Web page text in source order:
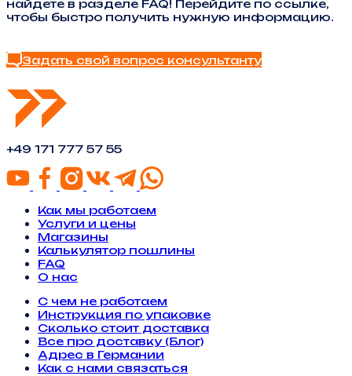
найдете в разделе FAQ! Перейдите по ссылке,
чтобы быстро получить нужную информацию.
Задать свой вопрос консультанту
+49 171 777 57 55
Как мы работаем
Услуги и цены
Магазины
Калькулятор пошлины
FAQ
О нас
С чем не работаем
Инструкция по упаковке
Сколько стоит доставка
Все про доставку (Блог)
Адрес в Германии
Как с нами связаться